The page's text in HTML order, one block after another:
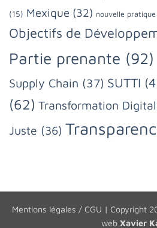
(15) Mexique (32) nouvelle
Objectifs de
Partie prenante (92)
Supply Chain (37) SUTTI
(62) Transformation
Juste (36)
Mentions légales / CGU | Copyright
web Xavier